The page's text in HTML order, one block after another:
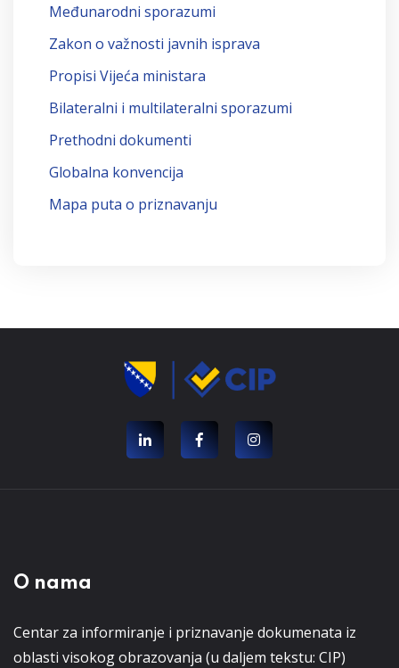
Međunarodni sporazumi
Zakon o važnosti javnih isprava
Propisi Vijeća ministara
Bilateralni i multilateralni sporazumi
Prethodni dokumenti
Globalna konvencija
Mapa puta o priznavanju
O nama
Centar za informiranje i priznavanje dokumenata iz
oblasti visokog obrazovanja (u daljem tekstu: CIP)